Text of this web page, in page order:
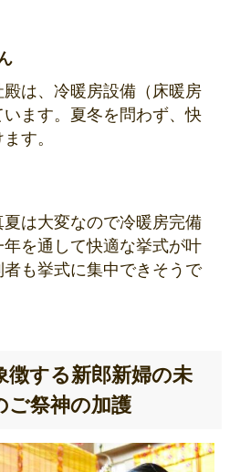
は、冷暖房設備（床暖房
ます。夏冬を問わず、快
す。
は大変なので冷暖房完備
を通して快適な挙式が叶
も挙式に集中できそうで
徴する新郎新婦の未
ご祭神の加護